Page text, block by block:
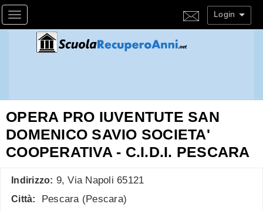
Toggle navigation Login
OPERA PRO IUVENTUTE SAN
DOMENICO SAVIO SOCIETA'
COOPERATIVA - C.I.D.I. PESCARA
Indirizzo: 9, Via Napoli 65121
Città: Pescara (Pescara)